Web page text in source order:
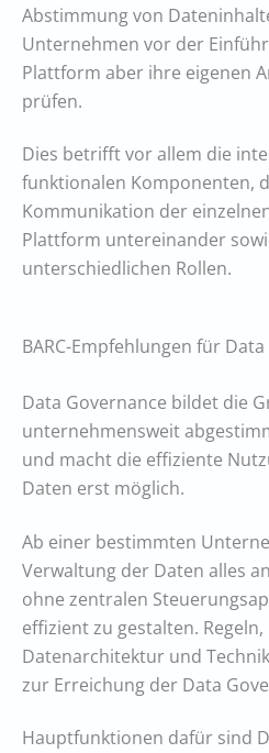
Abstimmung von
Unternehmen vor der
Plattform aber ihre eigenen
prüfen.
Dies betrifft vor allem die
funktionalen Komponenten,
Kommunikation der
Plattform untereinander
unterschiedlichen Rollen.
BARC-Empfehlungen für
Data Governance bildet die
unternehmensweit
und macht die effiziente
Daten erst möglich.
Ab einer bestimmten
Verwaltung der Daten alles
ohne zentralen
effizient zu gestalten.
Datenarchitektur und
zur Erreichung der Data
Hauptfunktionen dafür sind